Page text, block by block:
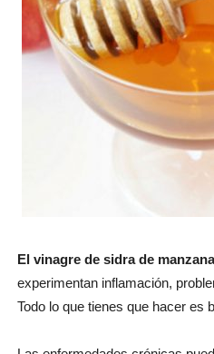
El vinagre de sidra de
experimentan inflamación,
Todo lo que tienes que hacer es